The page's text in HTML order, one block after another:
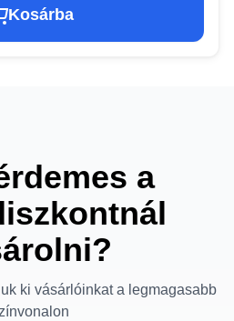
Kosárba
a
ki vásárlóinkat a legmagasabb